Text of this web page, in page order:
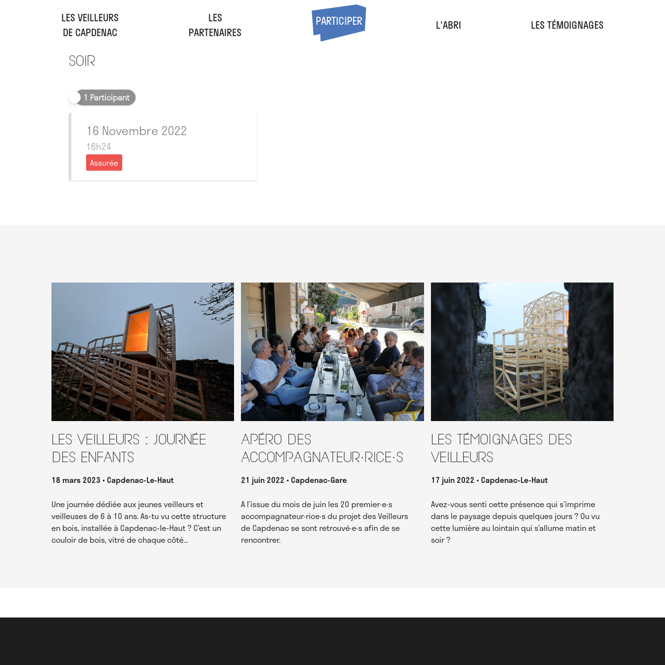
LES VEILLEURS
DE CAPDENAC
LES
PARTENAIRES
PARTICIPER L'ABRI LES TÉMOIGNAGES
Soir
1 Participant
16 Novembre 2022
16h24
Assurée
Les Veilleurs : journée
des enfants
18 mars 2023 Capdenac-Le-Haut
Une journée dédiée aux jeunes veilleurs et
veilleuses de 6 à 10 ans. As-tu vu cette structure
en bois, installée à Capdenac-le-Haut ? C’est un
couloir de bois, vitré de chaque côté…
Apéro des
accompagnateur·rice·s
21 juin 2022 Capdenac-Gare
A l’issue du mois de juin les 20 premier·e·s
accompagnateur·rice·s du projet des Veilleurs
de Capdenac se sont retrouvé·e·s afin de se
rencontrer.
Les témoignages des
Veilleurs
17 juin 2022 Capdenac-Le-Haut
Avez-vous senti cette présence qui s’imprime
dans le paysage depuis quelques jours ? Ou vu
cette lumière au lointain qui s’allume matin et
soir ?